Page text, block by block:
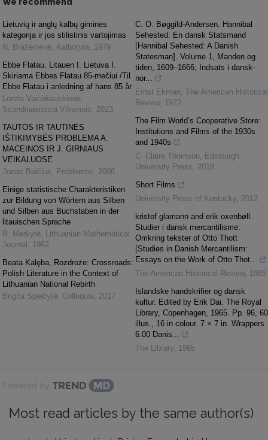
Lietuvių ir anglų kalbų giminės
kategorija ir jos stilistinis vartojimas
N. Bražėnienė Kalbotyra
1979
Ebbe Flatau. Litauen I. Lietuva I.
Skiriama Ebbes Flatau 85-mečiui /Til
Ebbe Flatau i anledning af hans 85 år
Loreta Vaicekauskienė
Scandinavistica Vilnensis
2023
TAUTOS IR TAUTINĖS
IŠTIKIMYBĖS PROBLEMA A.
MACEINOS IR J. GIRNIAUS
VEIKALUOSE
Jonas Balčius
Problemos
2008
Einige statistische Charakteristiken
zur Bildung von Wörtern aus Silben
und Silben aus Buchstaben in der
litauischen Sprache
R. Merkytė Lithuanian Mathematical
Journal
1962
Beata Kalęba, Rozdroże: Crossroads:
Polish Literature in the Context of
Lithuanian National Rebirth
Brigita Speičytė Colloquia 2017
C. O. Bøggild-Andersen. Hannibal
Sehested: En dansk Statsmand
[Hannibal Sehested: A Danish
Statesman]. Volume 1, Manden og
tiden, 1609–1666; Indsats i dansk-
nor...
Ernst Ekman The American Historical
Review, 1972
The Film World’s Cooperative Store:
Institutions and Films of the 1930s
and 1940s
C. Claire Thomson
Edinburgh
University Press
2018
Short Films
University Press of Kentucky 2012
kristof glamann and erik oxenbøll.
Studier i dansk mercantilisme:
Omkring tekster of Otto Thott
[Studies in Danish Mercantilism:
Essays on the Work of Otto Thot...
The American Historical Review, 1985
Islandske handskrifier og dansk
kultur. Edited by Erik Dai. The Royal
Library, Copenhagen, 1965. Pp. 96, 60
illus., 16 in colour. 7 × 7 in. Wrappers.
6.00 Danis...
The Library
1965
Powered by
Most read articles by the same author(s)